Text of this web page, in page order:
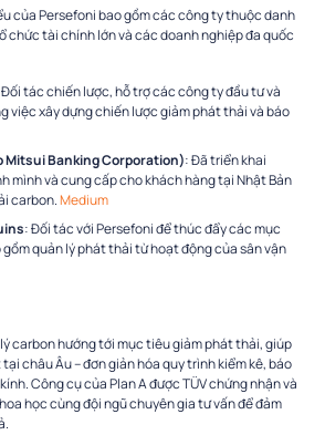
của Persefoni bao gồm các công ty thuộc danh
chức tài chính lớn và các doanh nghiệp đa quốc
Đối tác chiến lược, hỗ trợ các công ty đầu tư và
việc xây dựng chiến lược giảm phát thải và báo
Mitsui Banking Corporation): Đã triển khai
mình và cung cấp cho khách hàng tại Nhật Bản
carbon.Medium
: Đối tác với Persefoni để thúc đẩy các mục
quản lý phát thải từ hoạt động của sân vận
carbon hướng tới mục tiêu giảm phát thải, giúp
châu Âu – đơn giản hóa quy trình kiểm kê, báo
Công cụ của Plan A được TÜV chứng nhận và
học cùng đội ngũ chuyên gia tư vấn để đảm